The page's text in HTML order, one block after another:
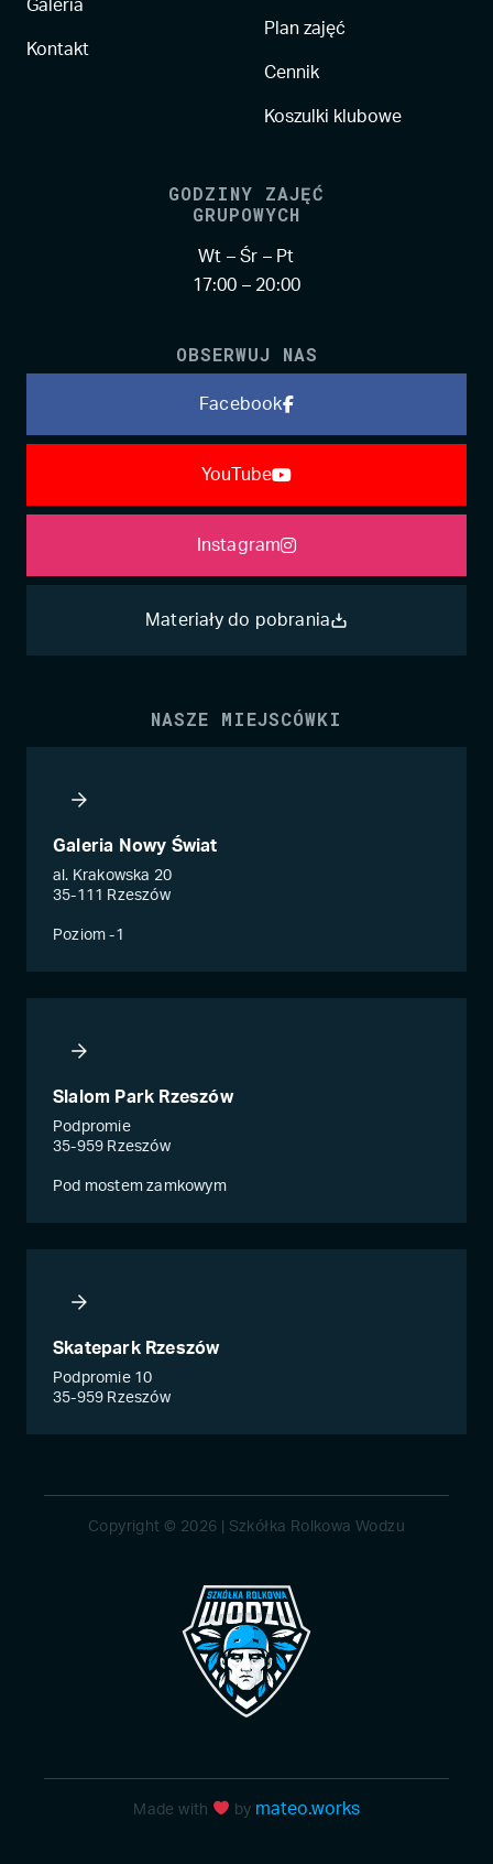
Galeria
Kontakt
Plan zajęć
Cennik
Koszulki klubowe
GODZINY ZAJĘĆ
GRUPOWYCH
Wt – Śr – Pt
17:00 – 20:00
OBSERWUJ NAS
Facebook
YouTube
Instagram
Materiały do pobrania
NASZE MIEJSCÓWKI
Galeria Nowy Świat
al. Krakowska 20
35-111 Rzeszów
Poziom -1
Slalom Park Rzeszów
Podpromie
35-959 Rzeszów
Pod mostem zamkowym
Skatepark Rzeszów
Podpromie 10
35-959 Rzeszów
Copyright © 2026 | Szkółka Rolkowa Wodzu
Made with by mateo.works